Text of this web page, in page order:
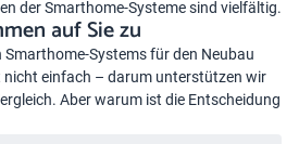
der Smarthome-Systeme sind vielfältig.
auf Sie zu
Smarthome-Systems für den Neubau
nicht einfach – darum unterstützen wir
Aber warum ist die Entscheidung